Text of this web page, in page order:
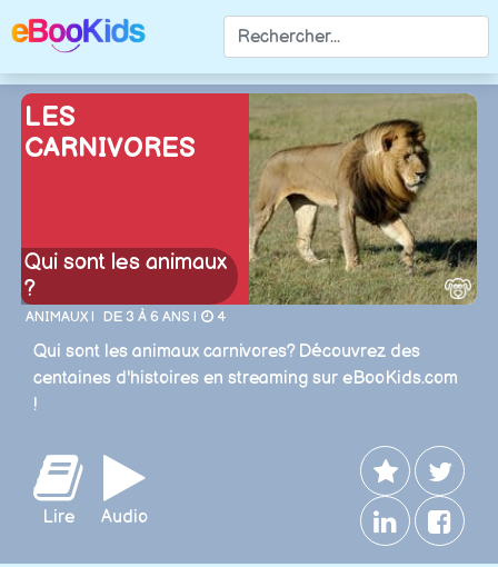
LES
CARNIVORES
Qui sont les animaux
?
ANIMAUX | DE 3 À 6 ANS | 4
Qui sont les animaux carnivores? Découvrez des
centaines d'histoires en streaming sur eBooKids.com
!
Lire Audio